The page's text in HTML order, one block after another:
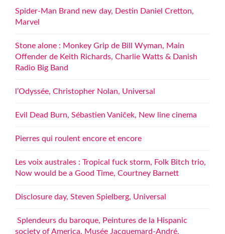
Spider-Man Brand new day, Destin Daniel Cretton,
Marvel
Stone alone : Monkey Grip de Bill Wyman, Main
Offender de Keith Richards, Charlie Watts & Danish
Radio Big Band
l’Odyssée, Christopher Nolan, Universal
Evil Dead Burn, Sébastien Vaniček, New line cinema
Pierres qui roulent encore et encore
Les voix australes : Tropical fuck storm, Folk Bitch trio,
Now would be a Good Time, Courtney Barnett
Disclosure day, Steven Spielberg, Universal
Splendeurs du baroque, Peintures de la Hispanic
society of America, Musée Jacquemard-André,